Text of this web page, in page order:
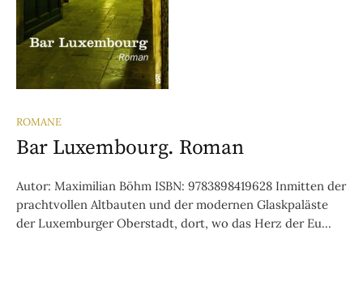
ROMANE
Bar Luxembourg. Roman
Autor: Maximilian Böhm ISBN: 9783898419628 Inmitten der
prachtvollen Altbauten und der modernen Glaskpaläste
der Luxemburger Oberstadt, dort, wo das Herz der Eu...